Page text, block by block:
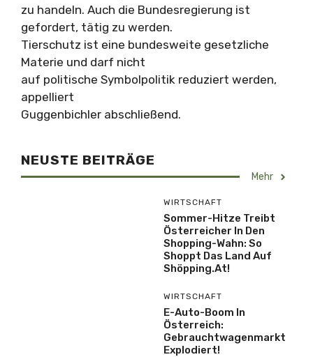
zu handeln. Auch die Bundesregierung ist
gefordert, tätig zu werden.
Tierschutz ist eine bundesweite gesetzliche
Materie und darf nicht
auf politische Symbolpolitik reduziert werden,
appelliert
Guggenbichler abschließend.
NEUSTE BEITRÄGE
Mehr
WIRTSCHAFT
Sommer-Hitze Treibt
Österreicher In Den
Shopping-Wahn: So
Shoppt Das Land Auf
Shöpping.at!
WIRTSCHAFT
E-Auto-Boom In
Österreich:
Gebrauchtwagenmarkt
Explodiert!